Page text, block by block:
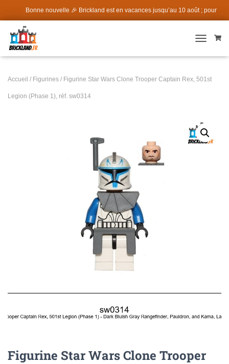
Bonne nouvelle 🎉 Brickland est en vacances jusqu’au 10 août ; pour
fêter ça code promo VACANCES05 5% sur TOUT LE SITE ! (prochain
Accueil / Figurines / Figurine Star Wars Clone Trooper Captain Rex, 501st
Legion (Phase 1), réf. sw0314
Figurine Star Wars Clone Trooper